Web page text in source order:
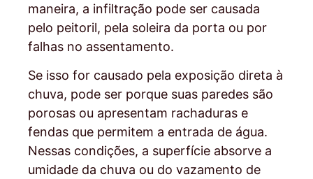
maneira, a infiltração pode ser causada
pelo peitoril, pela soleira da porta ou por
falhas no assentamento.
Se isso for causado pela exposição direta à
chuva, pode ser porque suas paredes são
porosas ou apresentam rachaduras e
fendas que permitem a entrada de água.
Nessas condições, a superfície absorve a
umidade da chuva ou do vazamento de